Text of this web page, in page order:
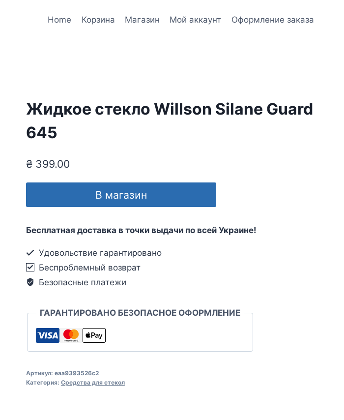
Home Корзина Магазин Мой аккаунт Оформление заказа
Жидкое стекло Willson Silane Guard
645
₴399.00
В магазин
Бесплатная доставка в точки выдачи по всей Украине!
Удовольствие гарантировано
Беспроблемный возврат
Безопасные платежи
ГАРАНТИРОВАНО БЕЗОПАСНОЕ ОФОРМЛЕНИЕ
Артикул: eaa9393526c2
Категория: Средства для стекол